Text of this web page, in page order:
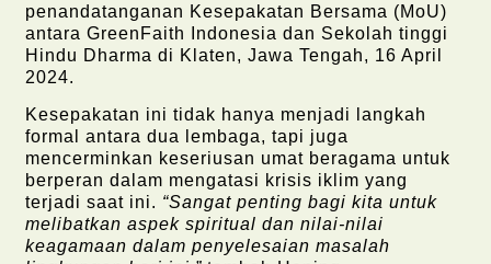
penandatanganan Kesepakatan Bersama (MoU)
antara GreenFaith Indonesia dan Sekolah tinggi
Hindu Dharma di Klaten, Jawa Tengah, 16 April
2024.
Kesepakatan ini tidak hanya menjadi langkah
formal antara dua lembaga, tapi juga
mencerminkan keseriusan umat beragama untuk
berperan dalam mengatasi krisis iklim yang
terjadi saat ini. “Sangat penting bagi kita untuk
melibatkan aspek spiritual dan nilai-nilai
keagamaan dalam penyelesaian masalah